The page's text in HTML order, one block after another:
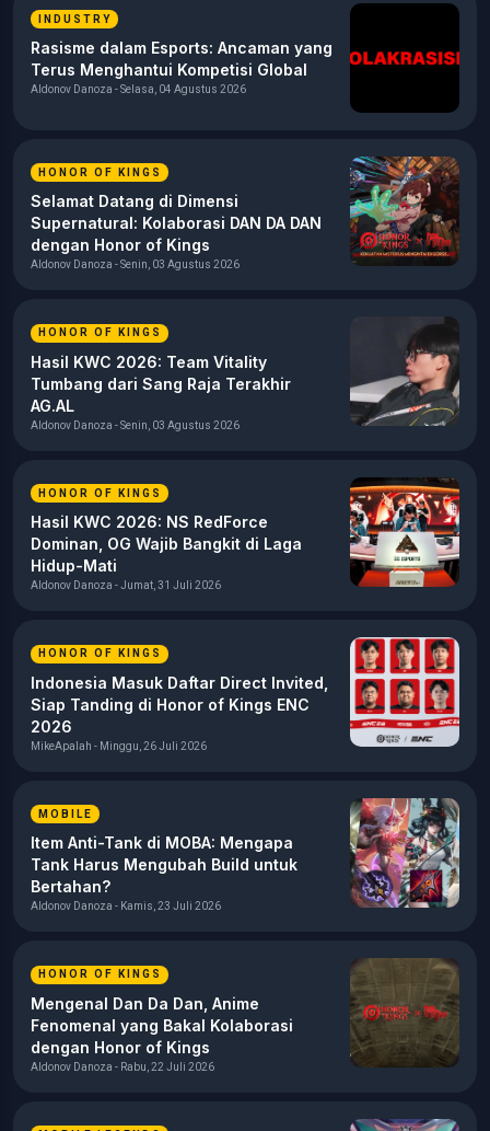
INDUSTRY
Rasisme dalam Esports: Ancaman yang
Terus Menghantui Kompetisi Global
Aldonov Danoza - Selasa, 04 Agustus 2026
HONOR OF KINGS
Selamat Datang di Dimensi
Supernatural: Kolaborasi DAN DA DAN
dengan Honor of Kings
Aldonov Danoza - Senin, 03 Agustus 2026
HONOR OF KINGS
Hasil KWC 2026: Team Vitality
Tumbang dari Sang Raja Terakhir
AG.AL
Aldonov Danoza - Senin, 03 Agustus 2026
HONOR OF KINGS
Hasil KWC 2026: NS RedForce
Dominan, OG Wajib Bangkit di Laga
Hidup-Mati
Aldonov Danoza - Jumat, 31 Juli 2026
HONOR OF KINGS
Indonesia Masuk Daftar Direct Invited,
Siap Tanding di Honor of Kings ENC
2026
MikeApalah - Minggu, 26 Juli 2026
MOBILE
Item Anti-Tank di MOBA: Mengapa
Tank Harus Mengubah Build untuk
Bertahan?
Aldonov Danoza - Kamis, 23 Juli 2026
HONOR OF KINGS
Mengenal Dan Da Dan, Anime
Fenomenal yang Bakal Kolaborasi
dengan Honor of Kings
Aldonov Danoza - Rabu, 22 Juli 2026